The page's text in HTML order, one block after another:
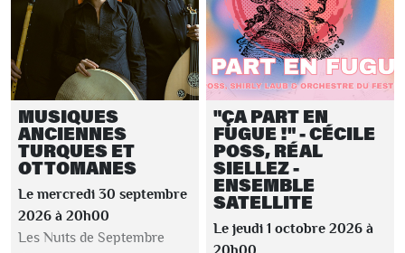
MUSIQUES
ANCIENNES
TURQUES ET
OTTOMANES
Le mercredi 30 septembre
2026 à 20h00
Les Nuits de Septembre
"ÇA PART EN
FUGUE !" - CÉCILE
POSS, RÉAL
SIELLEZ -
ENSEMBLE
SATELLITE
Le jeudi 1 octobre 2026 à